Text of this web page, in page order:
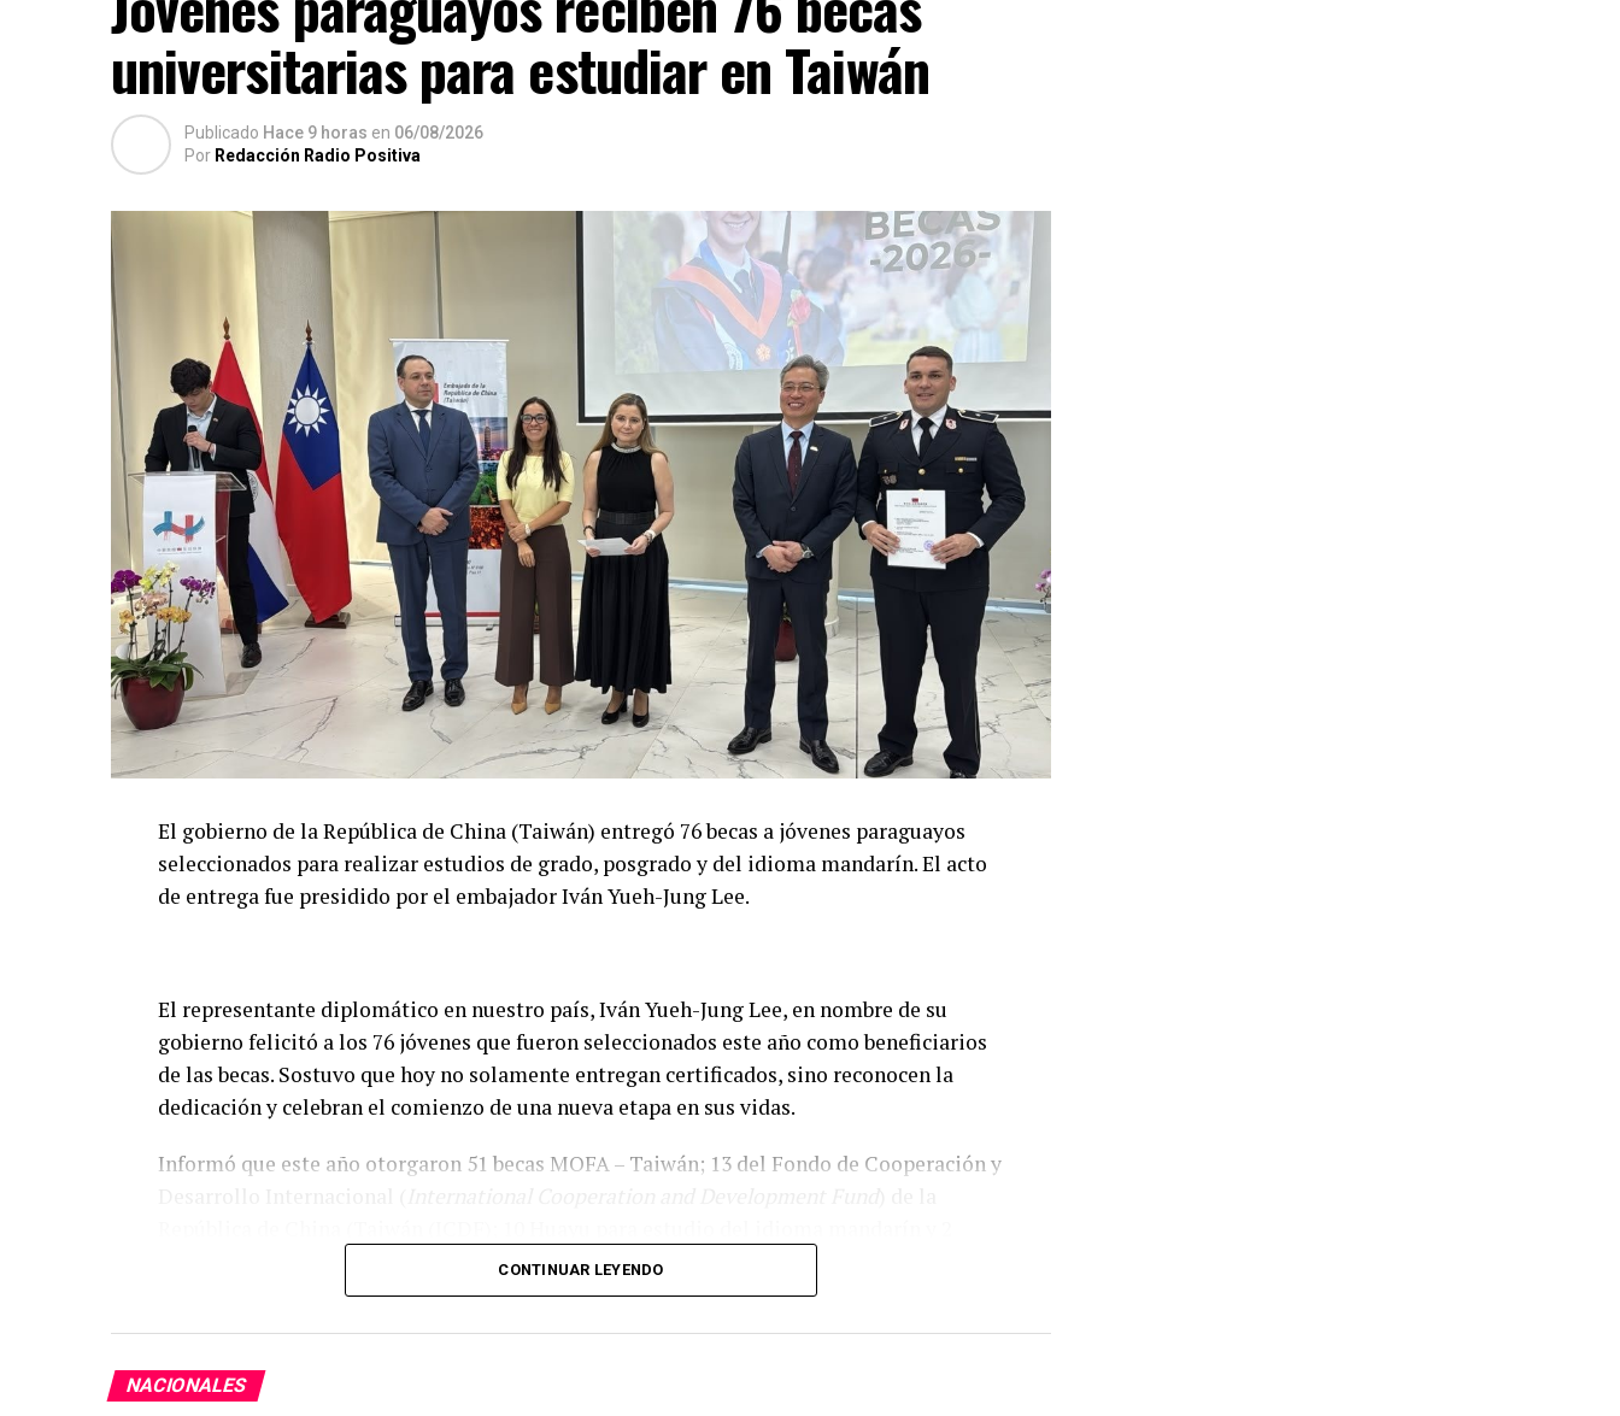
universitarias para estudiar en Taiwán
Publicado Hace 9 horas en 06/08/2026
Por Redacción Radio Positiva
El gobierno de la República de China (Taiwán) entregó 76 becas a jóvenes paraguayos
seleccionados para realizar estudios de grado, posgrado y del idioma mandarín. El acto
de entrega fue presidido por el embajador Iván Yueh-Jung Lee.
El representante diplomático en nuestro país, Iván Yueh-Jung Lee, en nombre de su
gobierno felicitó a los 76 jóvenes que fueron seleccionados este año como beneficiarios
de las becas. Sostuvo que hoy no solamente entregan certificados, sino reconocen la
dedicación y celebran el comienzo de una nueva etapa en sus vidas.
Informó que este año otorgaron 51 becas MOFA – Taiwán; 13 del Fondo de Cooperación y
becas de Maestría en Ciencias Policiales, con los que totalizan 76 becas.
experiencia que transformará sus vidas.
CONTINUAR LEYENDO
NACIONALES